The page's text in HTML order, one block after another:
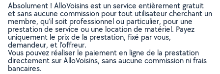
Absolument ! AlloVoisins est un service entièrement gratuit
et sans aucune commission pour tout utilisateur cherchant un
membre, qu’il soit professionnel ou particulier, pour une
prestation de service ou une location de matériel. Payez
uniquement le prix de la prestation, fixé par vous,
demandeur, et l’offreur.
Vous pouvez réaliser le paiement en ligne de la prestation
directement sur AlloVoisins, sans aucune commission ni frais
bancaires.